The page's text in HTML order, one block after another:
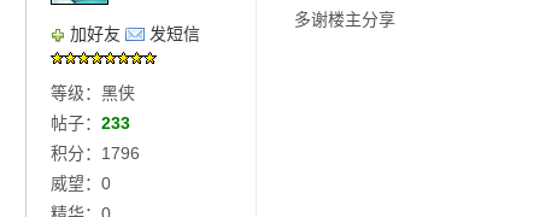
加好友 发短信
等级：黑侠
帖子： 233
积分：1796
威望：0
多谢楼主分享